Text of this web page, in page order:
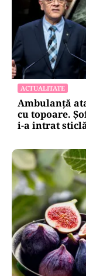
ACTUALITATE
Ambulanță
cu topoare.
i-a intrat